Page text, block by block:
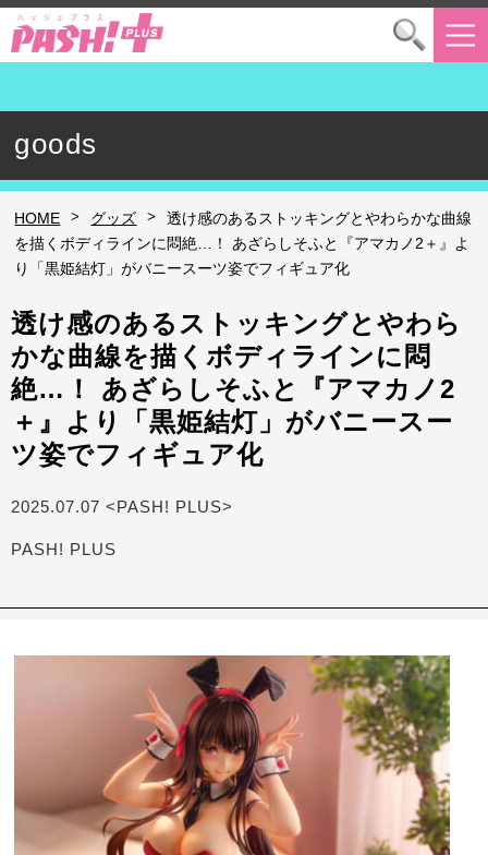
goods
HOME > グッズ >
透け感のあるストッキングとやわらかな曲線
を描くボディラインに悶絶…！ あざらしそふと『アマカノ2＋』よ
り「黒姫結灯」がバニースーツ姿でフィギュア化
透け感のあるストッキングとやわら
かな曲線を描くボディラインに悶
絶…！ あざらしそふと『アマカノ2
＋』より「黒姫結灯」がバニースー
ツ姿でフィギュア化
2025.07.07 <PASH! PLUS>
PASH! PLUS